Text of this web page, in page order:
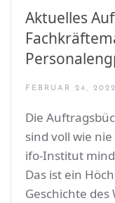
Aktuelles
FEBRUAR 24, 2022
Die
sind voll wie
ifo-Institut
Das ist ein
Geschichte